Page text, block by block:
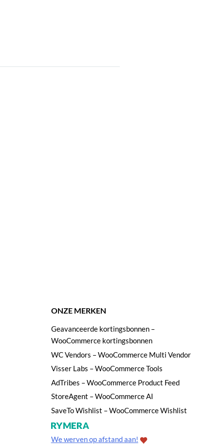
ONZE MERKEN
Geavanceerde kortingsbonnen –
WooCommerce kortingsbonnen
WC Vendors – WooCommerce Multi Vendor
Visser Labs – WooCommerce Tools
AdTribes – WooCommerce Product Feed
StoreAgent – WooCommerce AI
SaveTo Wishlist – WooCommerce Wishlist
We werven op afstand aan!